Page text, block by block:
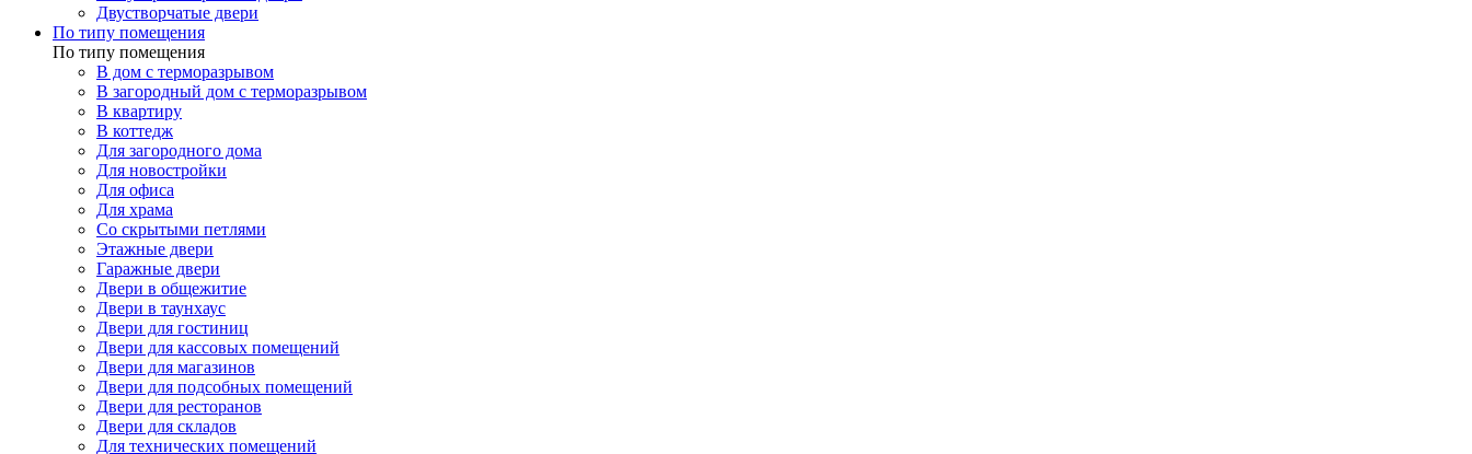
Двустворчатые двери
По типу помещения
По типу помещения
В дом с терморазрывом
В загородный дом с терморазрывом
В квартиру
В коттедж
Для загородного дома
Для новостройки
Для офиса
Для храма
Со скрытыми петлями
Этажные двери
Гаражные двери
Двери в общежитие
Двери в таунхаус
Двери для гостиниц
Двери для кассовых помещений
Двери для магазинов
Двери для подсобных помещений
Двери для ресторанов
Двери для складов
Для технических помещений